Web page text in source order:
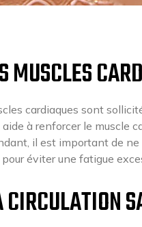
cardiaques sont
à renforcer le muscle
il est important de
éviter une fatigue